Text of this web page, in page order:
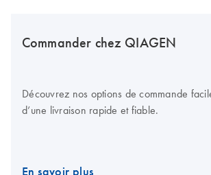
Commander chez QIAGEN
Découvrez nos options de commande
d’une livraison rapide et fiable.
En savoir plus